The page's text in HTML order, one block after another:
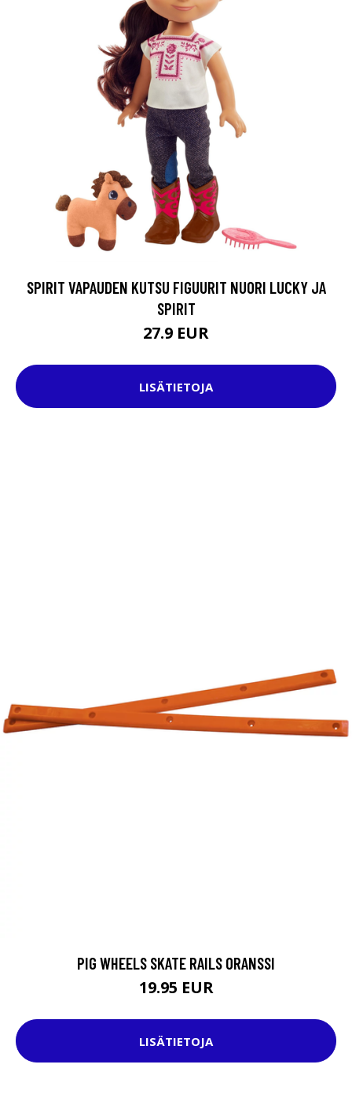
SPIRIT VAPAUDEN KUTSU FIGUURIT NUORI LUCKY JA
SPIRIT
27.9 EUR
LISÄTIETOJA
PIG WHEELS SKATE RAILS ORANSSI
19.95 EUR
LISÄTIETOJA